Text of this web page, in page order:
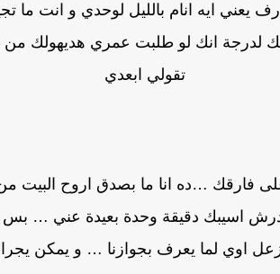
يعني ايه انام بالليل لوحدي و انت ما
لدرجة انك لو طلبت عمري هديهولك
تقولي ابعدي
على فارقك …ده انا ما بصدق اروح
اسيبك دقيقة وحدة بعيدة عني …
اوي لما يعرف بجوازنا … و يمكن